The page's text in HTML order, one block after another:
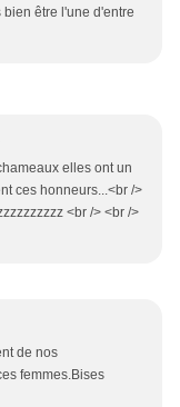
être l'une d'entre
elles ont un
ces honneurs...<br />
<br /> <br />
de nos
femmes.Bises